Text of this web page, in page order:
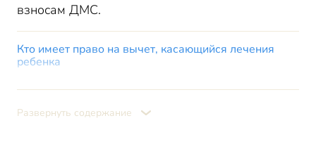
взносам ДМС.
Кто имеет право на вычет, касающийся лечения
ребенка
Развернуть содержание